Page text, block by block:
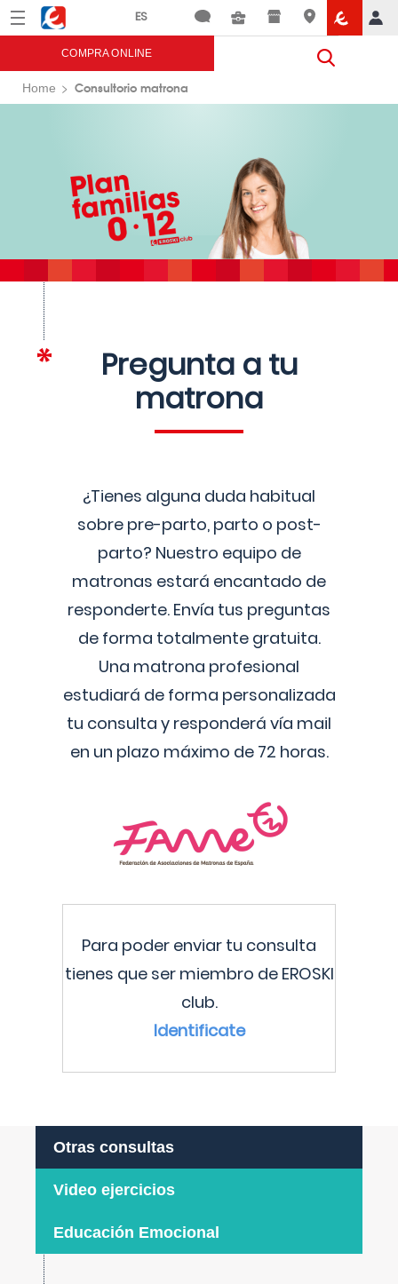
Menú Eroski
COMPRA ONLINE
Home Consultorio matrona
Pregunta a tu
matrona
¿Tienes alguna duda habitual
sobre pre-parto, parto o post-
parto? Nuestro equipo de
matronas estará encantado de
responderte. Envía tus preguntas
de forma totalmente gratuita.
Una matrona profesional
estudiará de forma personalizada
tu consulta y responderá vía mail
en un plazo máximo de 72 horas.
Para poder enviar tu consulta
tienes que ser miembro de EROSKI
club.
Identificate
Otras consultas
Video ejercicios
Educación Emocional